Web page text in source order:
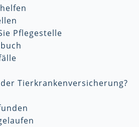
Pflegestelle
Tierkrankenversicherung?